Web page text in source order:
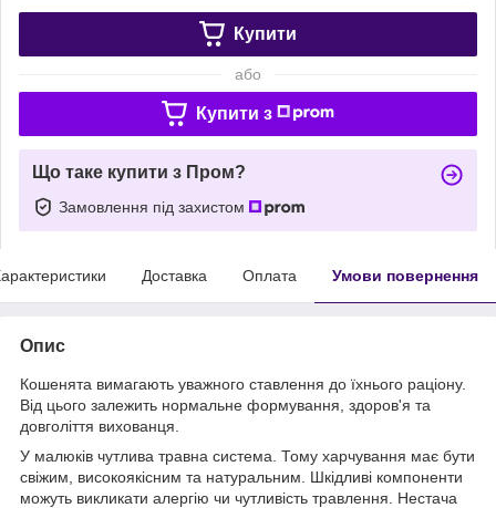
Купити
або
Купити з
Що таке купити з Пром?
Замовлення під захистом
Доставка Оплата Умови повернення
Опис
Кошенята вимагають уважного ставлення до їхнього раціону.
Від цього залежить нормальне формування, здоров'я та
довголіття вихованця.
У малюків чутлива травна система. Тому харчування має бути
свіжим, високоякісним та натуральним. Шкідливі компоненти
можуть викликати алергію чи чутливість травлення. Нестача